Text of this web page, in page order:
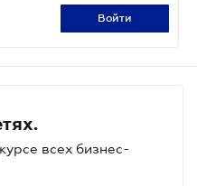
войти
всех бизнес-